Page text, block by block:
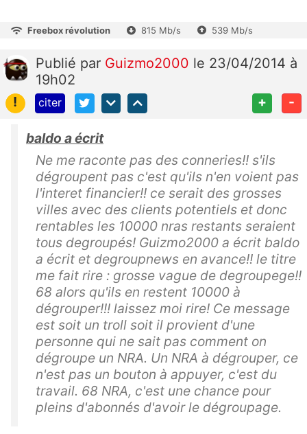
Freebox révolution 815 Mb/s 539 Mb/s
Publié par Guizmo2000 le 23/04/2014 à
19h02
!
citer + -
baldo a écrit
Ne me raconte pas des conneries!! s'ils
dégroupent pas c'est qu'ils n'en voient pas
l'interet financier!! ce serait des grosses
villes avec des clients potentiels et donc
rentables les 10000 nras restants seraient
tous degroupés! Guizmo2000 a écrit baldo
a écrit et degroupnews en avance!! le titre
me fait rire : grosse vague de degroupege!!
68 alors qu'ils en restent 10000 à
dégrouper!!! laissez moi rire! Ce message
est soit un troll soit il provient d'une
personne qui ne sait pas comment on
dégroupe un NRA. Un NRA à dégrouper, ce
n'est pas un bouton à appuyer, c'est du
travail. 68 NRA, c'est une chance pour
pleins d'abonnés d'avoir le dégroupage.